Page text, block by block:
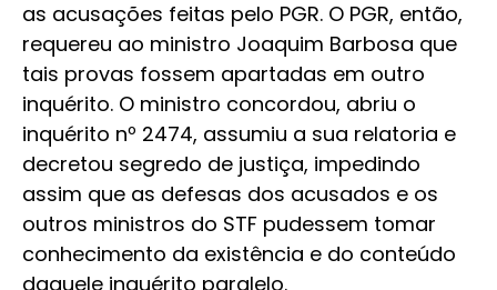
as acusações feitas pelo PGR. O PGR, então,
requereu ao ministro Joaquim Barbosa que
tais provas fossem apartadas em outro
inquérito. O ministro concordou, abriu o
inquérito nº 2474, assumiu a sua relatoria e
decretou segredo de justiça, impedindo
assim que as defesas dos acusados e os
outros ministros do STF pudessem tomar
conhecimento da existência e do conteúdo
daquele inquérito paralelo.